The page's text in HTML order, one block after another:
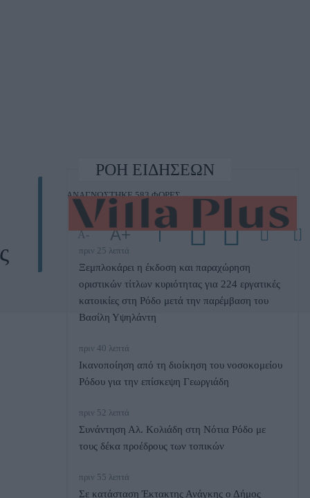
ΑΝΑΓΝΩΣΤΗΚΕ 583 ΦΟΡΕΣ
Α- Α+
ΡΟΗ ΕΙΔΗΣΕΩΝ
πριν 25 λεπτά
Ξεμπλοκάρει η έκδοση και παραχώρηση
οριστικών τίτλων κυριότητας για 224 εργατικές
κατοικίες στη Ρόδο μετά την παρέμβαση του
Βασίλη Υψηλάντη
πριν 40 λεπτά
Ικανοποίηση από τη διοίκηση του νοσοκομείου
Ρόδου για την επίσκεψη Γεωργιάδη
πριν 52 λεπτά
Συνάντηση Αλ. Κολιάδη στη Νότια Ρόδο με
τους δέκα προέδρους των τοπικών
πριν 55 λεπτά
Σε κατάσταση Έκτακτης Ανάγκης ο Δήμος